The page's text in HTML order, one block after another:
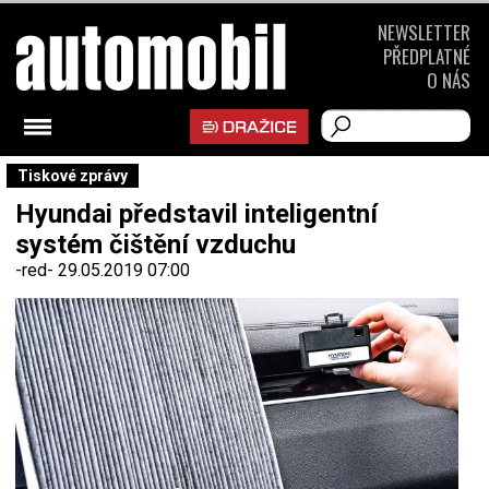
Tiskové zprávy
Hyundai představil inteligentní
systém čištění vzduchu
-red- 29.05.2019 07:00
NEWSLETTER
PŘEDPLATNÉ
O NÁS